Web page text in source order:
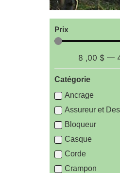
Prix
8 ,00 $—
Catégorie
Ancrage
Assureur et
Bloqueur
Casque
Corde
Crampon